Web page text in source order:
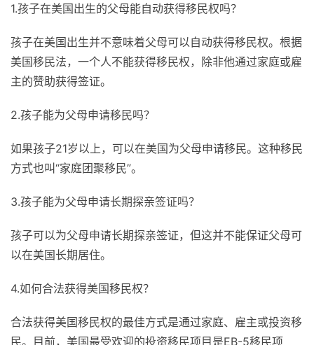
1.孩子在美国出生的父母能自动获得移民权吗？
孩子在美国出生并不意味着父母可以自动获得移民权。根据
美国移民法，一个人不能获得移民权，除非他通过家庭或雇
主的赞助获得签证。
2.孩子能为父母申请移民吗？
如果孩子21岁以上，可以在美国为父母申请移民。这种移民
方式也叫“家庭团聚移民”。
3.孩子能为父母申请长期探亲签证吗？
孩子可以为父母申请长期探亲签证，但这并不能保证父母可
以在美国长期居住。
4.如何合法获得美国移民权？
合法获得美国移民权的最佳方式是通过家庭、雇主或投资移
民。目前，美国最受欢迎的投资移民项目是EB-5移民项